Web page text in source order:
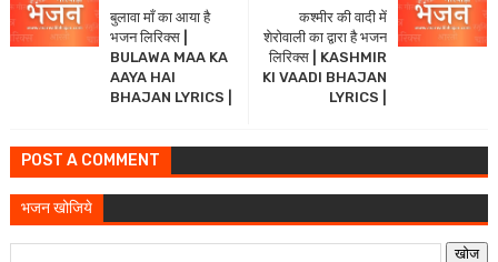
कश्मीर की वादी में
शेरोवाली का द्वारा है भजन
लिरिक्स | KASHMIR
KI VAADI BHAJAN
LYRICS |
बुलावा माँ का आया है
भजन लिरिक्स |
BULAWA MAA KA
AAYA HAI
BHAJAN LYRICS |
POST A COMMENT
भजन खोजिये